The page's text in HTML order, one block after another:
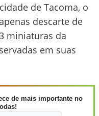
de Tacoma, o
descarte de
miniaturas da
em suas
de mais importante no